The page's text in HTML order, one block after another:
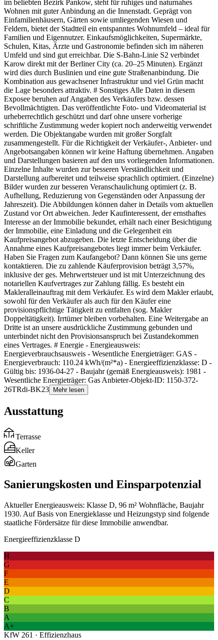
im beliebten Bezirk Pankow, steht für ruhiges und naturnahes
Wohnen mit guter Anbindung an die Innenstadt. Geprägt von
Einfamilienhäusern, Gärten sowie umliegenden Wiesen und
Feldern, bietet der Stadtteil ein entspanntes Wohnumfeld – ideal für
Familien und Eigennutzer. Einkaufsmöglichkeiten, Supermärkte,
Schulen, Kitas, Ärzte und Gastronomie befinden sich im näheren
Umfeld und sind gut erreichbar. Die S-Bahn-Linie S2 verbindet
Karow direkt mit der Berliner City (ca. 20–25 Minuten). Ergänzt
wird dies durch Buslinien und eine gute Straßenanbindung. Die
Kombination aus gewachsener Infrastruktur und viel Grün macht
die Lage besonders attraktiv. # Sonstiges Alle Daten in diesem
Exposee beruhen auf Angaben des Verkäufers bzw. dessen
Bevollmächtigten. Das veröffentlichte Foto- und Videomaterial ist
urheberrechtlich geschützt und darf ohne unsere vorherige
schriftliche Zustimmung weder kopiert noch anderweitig verwendet
werden. Die Objektangabe wurden mit großer Sorgfalt
zusammengestellt. Für die Richtigkeit der Verkäufer-, Anbieter- und
Angebotsangaben können wir keine Haftung übernehmen. Angaben
und Darstellungen basieren auf den uns vorliegenden Informationen.
Einzelne Inhalte wurden zur besseren Verständlichkeit und
Darstellung aufbereitet und teilweise sprachlich optimiert. (Einzelne)
Bilder wurden zur besseren Veranschaulichung optimiert (z. B.
Aufhellung, Reduzierung von Gegenständen oder Anpassung der
Jahreszeit). Die Abbildungen können daher in Details vom aktuellen
Zustand vor Ort abweichen. Jeder Kaufinteressent, der ernsthaftes
Interesse an der Immobilie bekundet, erhält nach einer Besichtigung
der Immobilie, eine Einladung und die Gelegenheit ein
Kaufpreisangebot abzugeben. Die letzte Entscheidung über die
Annahme eines Kaufpreisangebotes liegt immer beim Verkäufer.
Haben Sie Fragen zum Kaufangebot? Dann können Sie uns gerne
kontaktieren. Die zu zahlende Käuferprovision beträgt 3,57%,
inklusive der ges. Mehrwertsteuer und ist mit Unterzeichnung des
notariellen Kaufvertrages zur Zahlung fällig. Es besteht ein
Makleralleinauftrag mit dem Verkäufer. Es wird dem Makler erlaubt,
sowohl für den Verkäufer als auch für den Käufer eine
provisionspflichtige Tätigkeit zu entfalten (sog. Makler
Doppeltätigkeit). Irrtümer bleiben vorbehalten. Eine Weitergabe an
Dritte ist an unsere ausdrückliche Zustimmung gebunden und
unterbindet nicht den Provisionsanspruch bei Zustandekommen
eines Vertrages. # Energie - Energieausweis:
Energieverbrauchsausweis - Wesentliche Energieträger: GAS -
Energieverbrauch: 110.24 kWh/(m²*a) - Energieeffizienzklasse: D -
Gültig bis: 1936-04-27 - Baujahr (gemäß Energieausweis): 1981 -
Wesentliche Energieträger: Gas Anbieter-Objekt-ID: 1150-372-
26TRdi-BK23 Mehr lesen
Ausstattung
Terrasse
Keller
Garten
Sanierungskosten und Einsparpotenzial
Aktueller Energieausweis: Klasse D, 96 m² Wohnfläche, Baujahr
1930. Auf Basis von Energieklasse und Heizungstyp sind folgende
staatliche Fördersätze für diese Immobilie anwendbar.
Energieeffizienzklasse D
H
G
F
E
D
C
B
A
A+
KfW 261 · Effizienzhaus